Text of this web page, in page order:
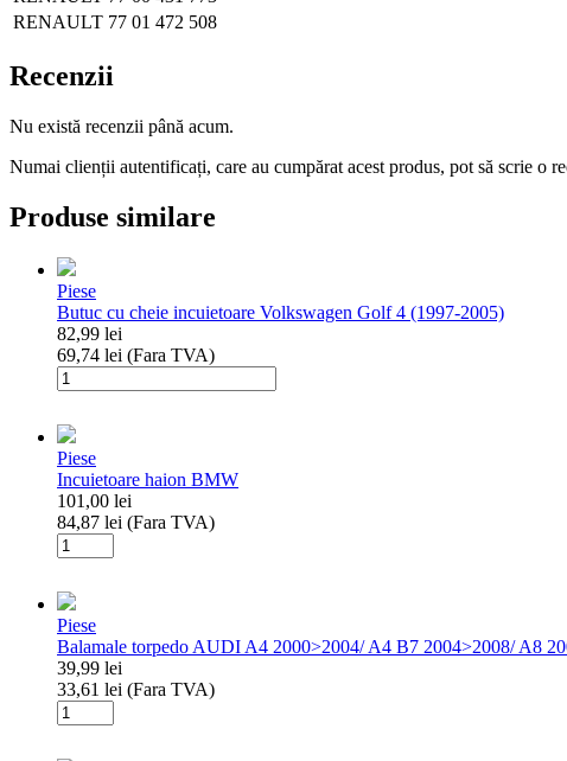
RENAULT 77 01 472 508
Recenzii
Nu există recenzii până acum.
Numai clienții autentificați, care au cumpărat acest produs, pot să scrie o
Produse similare
Piese
Butuc cu cheie incuietoare Volkswagen Golf 4 (1997-2005)
82,99 lei
69,74 lei (Fara TVA)
Cantitate
Butuc
cheie
incuietoare
Volkswagen
Golf
4
(1997-
Piese
Incuietoare haion BMW
101,00 lei
84,87 lei (Fara TVA)
Cantitate
Incuietoare
BMW
Piese
Balamale torpedo AUDI A4 2000>2004/ A4 B7 2004>2008/ A8
39,99 lei
33,61 lei (Fara TVA)
Cantitate
Balamale